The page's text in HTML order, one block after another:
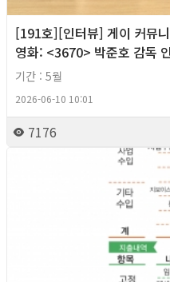
[191호][인터뷰] 게이 커뮤
영화: <3670> 박준호 감독
기간 : 5월
2026-06-10 10:01
7176